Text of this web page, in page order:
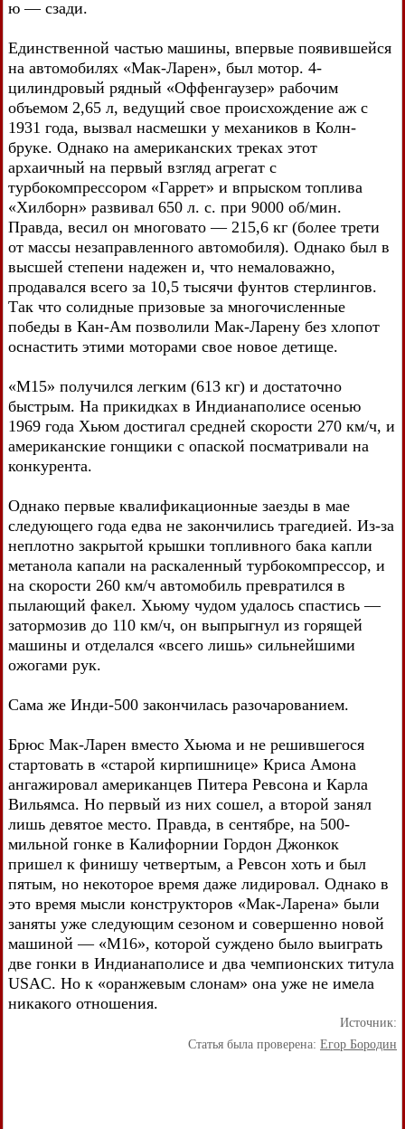
ю — сзади.
Единственной частью машины, впервые появившейся
на автомобилях «Мак-Ларен», был мотор. 4-
цилиндровый рядный «Оффенгаузер» рабочим
объемом 2,65 л, ведущий свое происхождение аж с
1931 года, вызвал насмешки у механиков в Колн-
бруке. Однако на американских треках этот
архаичный на первый взгляд агрегат с
турбокомпрессором «Гаррет» и впрыском топлива
«Хилборн» развивал 650 л. с. при 9000 об/мин.
Правда, весил он многовато — 215,6 кг (более трети
от массы незаправленного автомобиля). Однако был в
высшей степени надежен и, что немаловажно,
продавался всего за 10,5 тысячи фунтов стерлингов.
Так что солидные призовые за многочисленные
победы в Кан-Ам позволили Мак-Ларену без хлопот
оснастить этими моторами свое новое детище.
«М15» получился легким (613 кг) и достаточно
быстрым. На прикидках в Индианаполисе осенью
1969 года Хьюм достигал средней скорости 270 км/ч, и
американские гонщики с опаской посматривали на
конкурента.
Однако первые квалификационные заезды в мае
следующего года едва не закончились трагедией. Из-за
неплотно закрытой крышки топливного бака капли
метанола капали на раскаленный турбокомпрессор, и
на скорости 260 км/ч автомобиль превратился в
пылающий факел. Хьюму чудом удалось спастись —
затормозив до 110 км/ч, он выпрыгнул из горящей
машины и отделался «всего лишь» сильнейшими
ожогами рук.
Сама же Инди-500 закончилась разочарованием.
Брюс Мак-Ларен вместо Хьюма и не решившегося
стартовать в «старой кирпишнице» Криса Амона
ангажировал американцев Питера Ревсона и Карла
Вильямса. Но первый из них сошел, а второй занял
лишь девятое место. Правда, в сентябре, на 500-
мильной гонке в Калифорнии Гордон Джонкок
пришел к финишу четвертым, а Ревсон хоть и был
пятым, но некоторое время даже лидировал. Однако в
это время мысли конструкторов «Мак-Ларена» были
заняты уже следующим сезоном и совершенно новой
машиной — «М16», которой суждено было выиграть
две гонки в Индианаполисе и два чемпионских титула
USAC. Но к «оранжевым слонам» она уже не имела
никакого отношения.
Источник:
Статья была проверена: Егор Бородин